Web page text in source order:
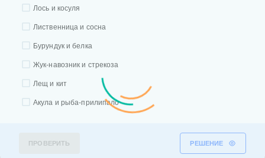
Лось и косуля
Лиственница и сосна
Бурундук и белка
Жук-навозник и стрекоза
Лещ и кит
Акула и рыба-прилипало
ПРОВЕРИТЬ РЕШЕНИЕ